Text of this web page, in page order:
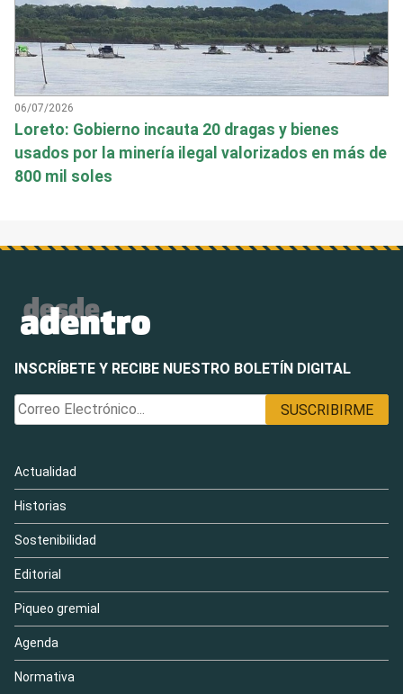
06/07/2026
Loreto: Gobierno incauta 20 dragas y bienes
usados por la minería ilegal valorizados en más de
800 mil soles
INSCRÍBETE Y RECIBE NUESTRO BOLETÍN DIGITAL
Actualidad
Historias
Sostenibilidad
Editorial
Piqueo gremial
Agenda
Normativa